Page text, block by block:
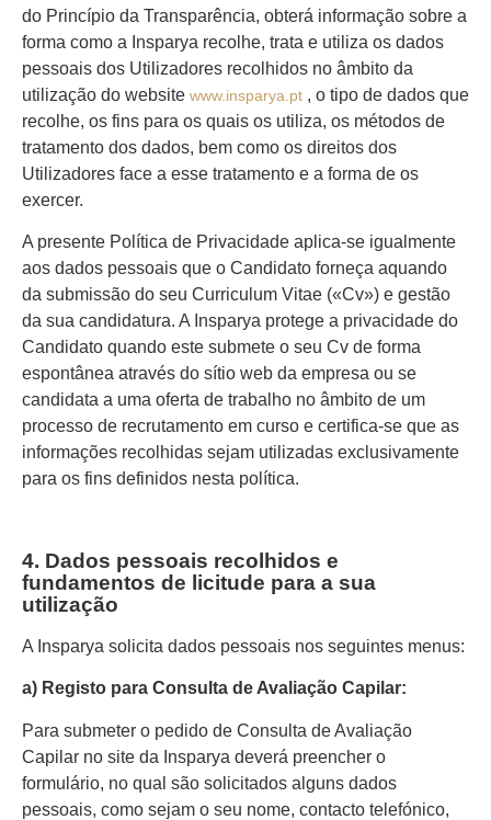
do Princípio da Transparência, obterá informação sobre a
forma como a Insparya recolhe, trata e utiliza os dados
pessoais dos Utilizadores recolhidos no âmbito da
utilização do website www.insparya.pt , o tipo de dados que
recolhe, os fins para os quais os utiliza, os métodos de
tratamento dos dados, bem como os direitos dos
Utilizadores face a esse tratamento e a forma de os
exercer.
A presente Política de Privacidade aplica-se igualmente
aos dados pessoais que o Candidato forneça aquando
da submissão do seu Curriculum Vitae («Cv») e gestão
da sua candidatura. A Insparya protege a privacidade do
Candidato quando este submete o seu Cv de forma
espontânea através do sítio web da empresa ou se
candidata a uma oferta de trabalho no âmbito de um
processo de recrutamento em curso e certifica-se que as
informações recolhidas sejam utilizadas exclusivamente
para os fins definidos nesta política.
4. Dados pessoais recolhidos e
fundamentos de licitude para a sua
utilização
A Insparya solicita dados pessoais nos seguintes menus:
a) Registo para Consulta de Avaliação Capilar:
Para submeter o pedido de Consulta de Avaliação
Capilar no site da Insparya deverá preencher o
formulário, no qual são solicitados alguns dados
pessoais, como sejam o seu nome, contacto telefónico,